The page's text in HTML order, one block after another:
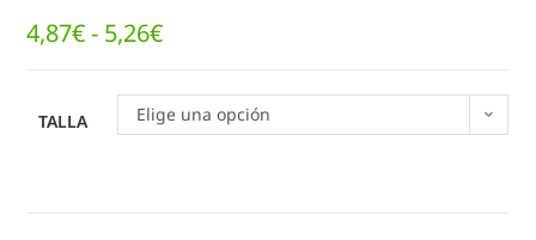
4,87€ - 5,26€
TALLA Elige una opción